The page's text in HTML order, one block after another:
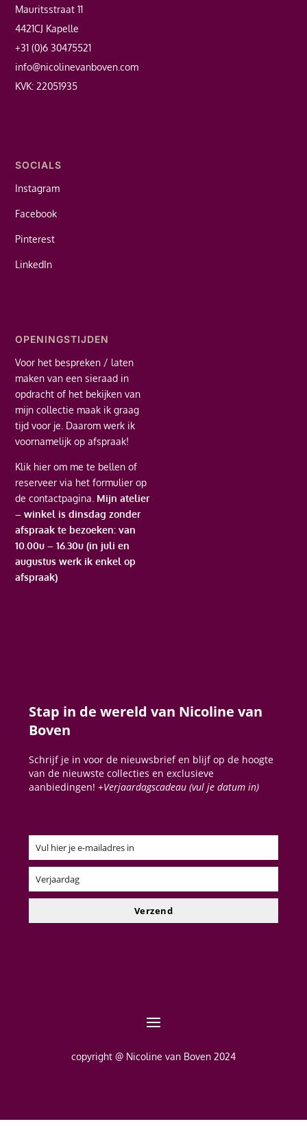
Mauritsstraat 11
4421CJ Kapelle
+31 (0)6 30475521
info@nicolinevanboven.com
KVK: 22051935
SOCIALS
Instagram
Facebook
Pinterest
LinkedIn
OPENINGSTIJDEN
Voor het bespreken / laten
maken van een sieraad in
opdracht of het bekijken van
mijn collectie maak ik graag
tijd voor je. Daarom werk ik
voornamelijk op afspraak!
Klik hier om me te bellen of
reserveer via het formulier op
de contactpagina. Mijn atelier
– winkel is dinsdag zonder
afspraak te bezoeken: van
10.00u – 16.30u (in juli en
augustus werk ik enkel op
afspraak)
Stap in de wereld van Nicoline van
Boven
Schrijf je in voor de nieuwsbrief en blijf op de hoogte
van de nieuwste collecties en exclusieve
aanbiedingen!+Verjaardagscadeau (vul je datum in)
Email
Vul hier je e-mailadres in
Verjaardag
Verjaardag
Verzend
copyright @ Nicoline van Boven 2024